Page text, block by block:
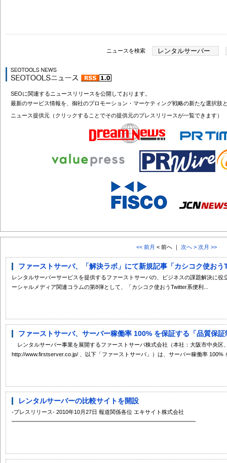
ニュースを検索
SEOに関連するニュースリリースを公開しております。
最新のサービス情報を、御社のプロモーション・マーケティング戦略の新たな選択肢
ニュース提供元（クリックすることでその提供元のプレスリリースが一覧できます）
<< 前月 < 前へ ｜ 次へ > 次月 >>
ファーストサーバ、「解決ラボ」にて新規記事「カシコク使お
レンタルサーバーサービスを提供するファーストサーバの、ビジネスの課題解決に
ーシャルメディア関連コラムの第8弾として、「カシコク使おうTwitter系便利...
ファーストサーバ、サーバー稼働率 100% を保証する「品質保
レンタルサーバー事業を展開するファーストサーバ株式会社（本社：大阪市中央区
http://www.firstserver.co.jp/ 、以下「ファーストサーバ」）は、サーバー稼働率 100%
レンタルサーバーの比較サイトを開設
-プレスリリース- 2010年10月27日 報道関係各位 エキサイト株式会社
━━━━━━━━━━━━━━━━━━━━━━━━━━━━━━━━━ レンタル